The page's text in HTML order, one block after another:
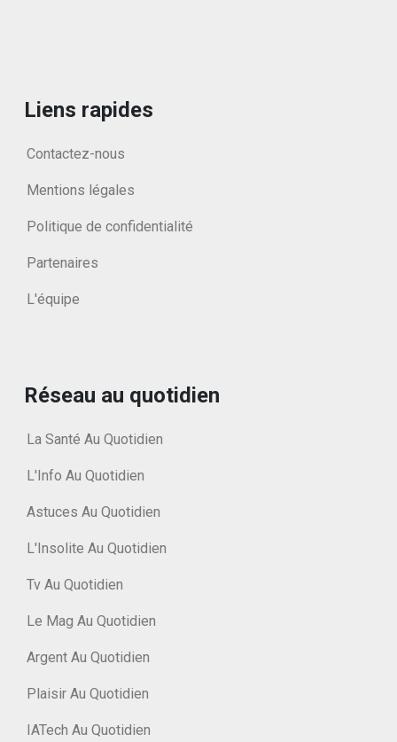
Liens rapides
Contactez-nous
Mentions légales
Politique de confidentialité
Partenaires
L'équipe
Réseau au quotidien
La Santé Au Quotidien
L'Info Au Quotidien
Astuces Au Quotidien
L'Insolite Au Quotidien
Tv Au Quotidien
Le Mag Au Quotidien
Argent Au Quotidien
Plaisir Au Quotidien
IATech Au Quotidien